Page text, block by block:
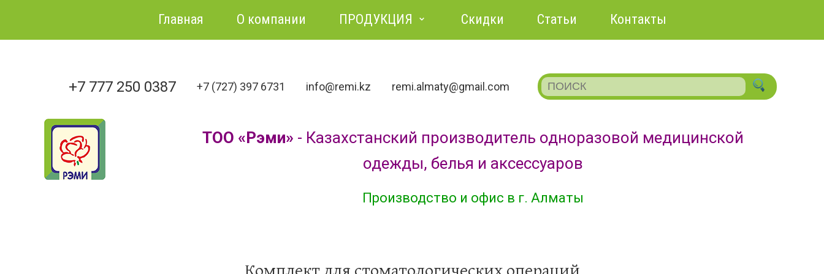
Главная О компании ПРОДУКЦИЯ Скидки Статьи Контакты
+7 777 250 0387 +7 (727) 397 6731 info@remi.kz remi.almaty@gmail.com
ТОО «Рэми» - Казахстанский производитель одноразовой медицинской
одежды, белья и аксессуаров
Производство и офис в г. Алматы